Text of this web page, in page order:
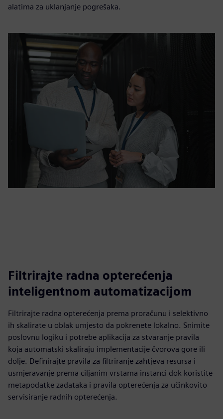
alatima za uklanjanje pogrešaka.
Filtrirajte radna opterećenja
inteligentnom automatizacijom
Filtrirajte radna opterećenja prema proračunu i selektivno
ih skalirate u oblak umjesto da pokrenete lokalno. Snimite
poslovnu logiku i potrebe aplikacija za stvaranje pravila
koja automatski skaliraju implementacije čvorova gore ili
dolje. Definirajte pravila za filtriranje zahtjeva resursa i
usmjeravanje prema ciljanim vrstama instanci dok koristite
metapodatke zadataka i pravila opterećenja za učinkovito
servisiranje radnih opterećenja.